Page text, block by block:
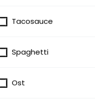
Tacosauce
Spaghetti
Ost